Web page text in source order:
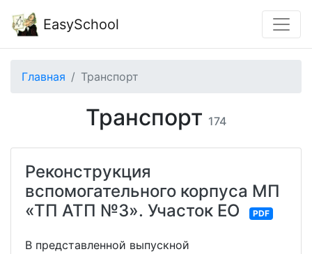
EasySchool
Главная Транспорт
Транспорт 174
Реконструкция
вспомогательного корпуса МП
«ТП АТП №3». Участок ЕО
PDF
В представленной выпускной